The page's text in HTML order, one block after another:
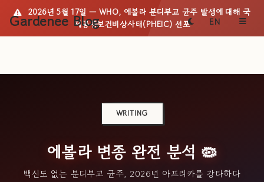
2026년 5월 17일 — WHO, 에볼라 분디부교 균주 발생에 대해 국
제공중보건비상사태(PHEIC) 선포
Gardenee Blog EN
WRITING
에볼라 변종 완전 분석 🦠
백신도 없는 분디부교 균주, 2026년 아프리카를 강타하다